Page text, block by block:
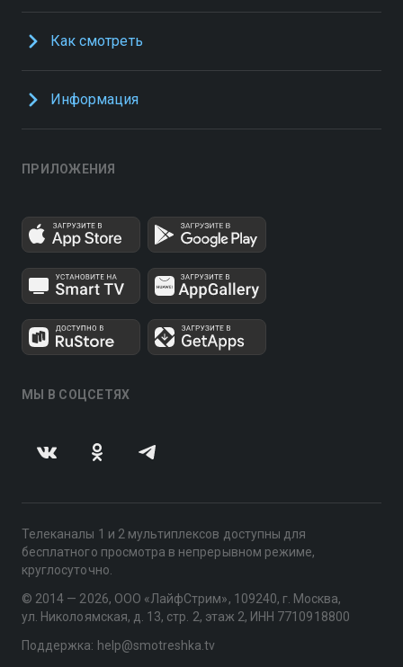
Как смотреть
Информация
ПРИЛОЖЕНИЯ
МЫ В СОЦСЕТЯХ
Телеканалы 1 и 2 мультиплексов доступны для
бесплатного просмотра в непрерывном режиме,
круглосуточно.
© 2014 — 2026, ООО «ЛайфСтрим», 109240, г. Москва,
ул. Николоямская, д. 13, стр. 2, этаж 2, ИНН 7710918800
Поддержка: help@smotreshka.tv